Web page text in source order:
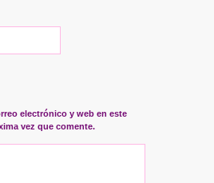
electrónico y web en este
vez que comente.